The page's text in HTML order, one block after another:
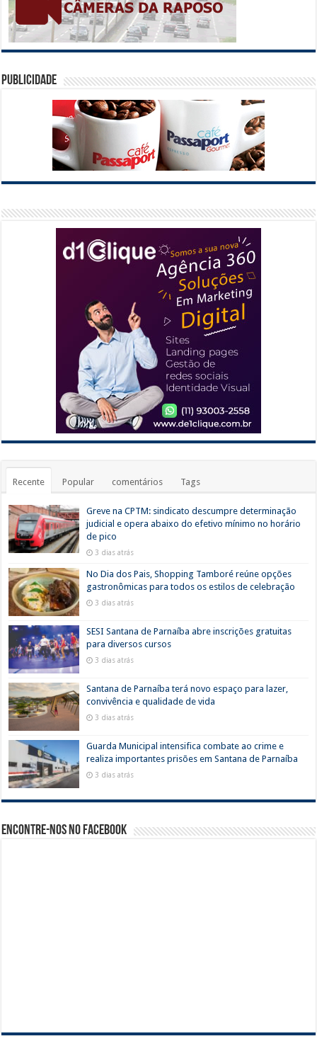
Publicidade
Recente Popular comentários Tags
Greve na CPTM: sindicato descumpre determinação
judicial e opera abaixo do efetivo mínimo no horário
de pico
3 dias atrás
No Dia dos Pais, Shopping Tamboré reúne opções
gastronômicas para todos os estilos de celebração
3 dias atrás
SESI Santana de Parnaíba abre inscrições gratuitas
para diversos cursos
3 dias atrás
Santana de Parnaíba terá novo espaço para lazer,
convivência e qualidade de vida
3 dias atrás
Guarda Municipal intensifica combate ao crime e
realiza importantes prisões em Santana de Parnaíba
3 dias atrás
Encontre-nos no Facebook